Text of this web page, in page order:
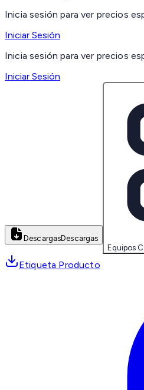
Inicia sesión para ver precios
Iniciar Sesión
Inicia sesión para ver precios
Iniciar Sesión
DescargasDescargas
Equipos
Etiqueta Producto